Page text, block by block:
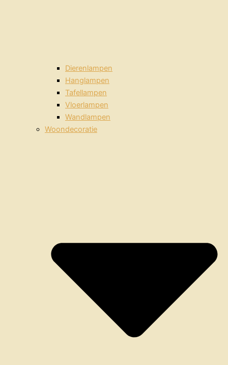
Dierenlampen
Hanglampen
Tafellampen
Vloerlampen
Wandlampen
Woondecoratie